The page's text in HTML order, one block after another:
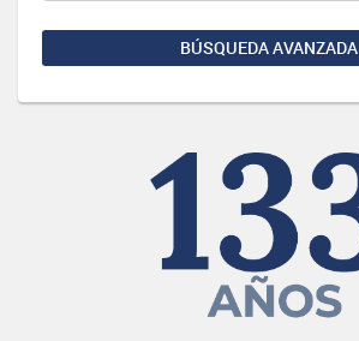
BÚSQUEDA AVANZADA